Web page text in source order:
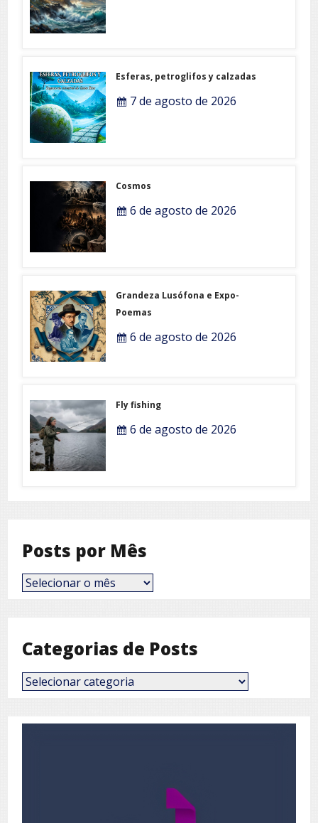
Esferas, petroglifos y calzadas
7 de agosto de 2026
Cosmos
6 de agosto de 2026
Grandeza Lusófona e Expo-
Poemas
6 de agosto de 2026
Fly fishing
6 de agosto de 2026
Posts por Mês
Posts
por
Categorias de Posts
Categorias
de